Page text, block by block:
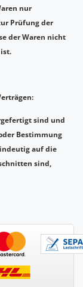
nur
Prüfung der
der Waren nicht
sind und
Bestimmung
auf die
sind,